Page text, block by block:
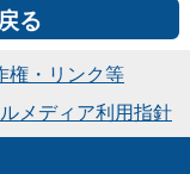
る
権・リンク等
メディア利用指針